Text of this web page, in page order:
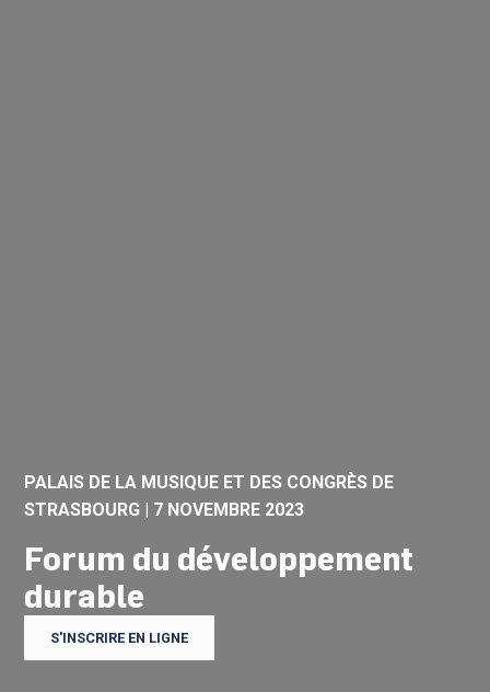
PALAIS DE LA MUSIQUE ET DES CONGRÈS DE
STRASBOURG | 7 NOVEMBRE 2023
Forum du développement
durable
S'INSCRIRE EN LIGNE